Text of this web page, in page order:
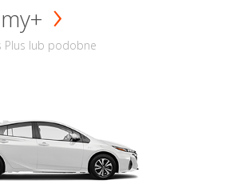
Plus lub podobne